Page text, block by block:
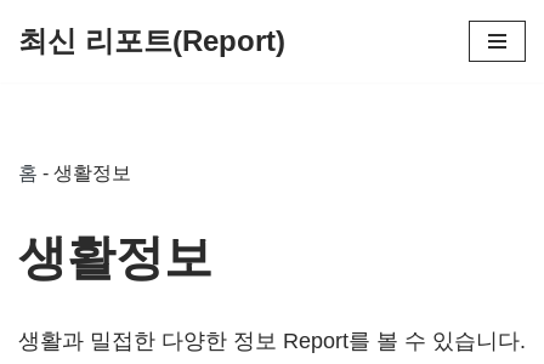
로
너
뛰
최신 리포트(Report)
홈 - 생활정보
생활정보
생활과 밀접한 다양한 정보 Report를 볼 수 있습니다.